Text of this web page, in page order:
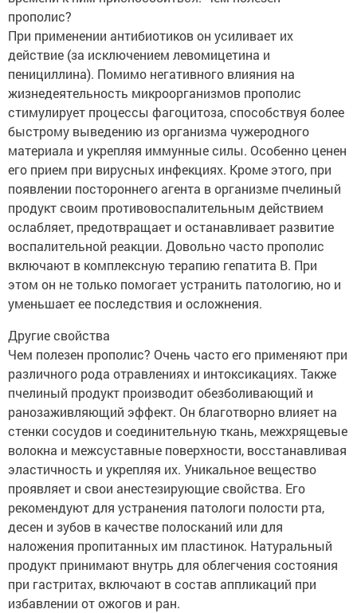
прополис?
При применении антибиотиков он усиливает их
действие (за исключением левомицетина и
пенициллина). Помимо негативного влияния на
жизнедеятельность микроорганизмов прополис
стимулирует процессы фагоцитоза, способствуя более
быстрому выведению из организма чужеродного
материала и укрепляя иммунные силы. Особенно ценен
его прием при вирусных инфекциях. Кроме этого, при
появлении постороннего агента в организме пчелиный
продукт своим противовоспалительным действием
ослабляет, предотвращает и останавливает развитие
воспалительной реакции. Довольно часто прополис
включают в комплексную терапию гепатита В. При
этом он не только помогает устранить патологию, но и
уменьшает ее последствия и осложнения.
Другие свойства
Чем полезен прополис? Очень часто его применяют при
различного рода отравлениях и интоксикациях. Также
пчелиный продукт производит обезболивающий и
ранозаживляющий эффект. Он благотворно влияет на
стенки сосудов и соединительную ткань, межхрящевые
волокна и межсуставные поверхности, восстанавливая
эластичность и укрепляя их. Уникальное вещество
проявляет и свои анестезирующие свойства. Его
рекомендуют для устранения патологи полости рта,
десен и зубов в качестве полосканий или для
наложения пропитанных им пластинок. Натуральный
продукт принимают внутрь для облегчения состояния
при гастритах, включают в состав аппликаций при
избавлении от ожогов и ран.